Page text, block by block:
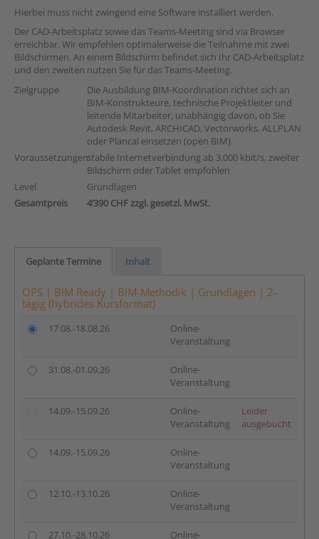
Hierbei muss nicht zwingend eine Software installiert werden.
Der CAD-Arbeitsplatz sowie das Teams-Meeting sind via Browser
erreichbar. Wir empfehlen optimalerweise die Teilnahme mit zwei
Bildschirmen. An einem Bildschirm befindet sich Ihr CAD-Arbeitsplatz
und den zweiten nutzen Sie für das Teams-Meeting.
Zielgruppe
Die Ausbildung BIM-Koordination richtet sich an
BIM-Konstrukteure, technische Projektleiter und
leitende Mitarbeiter, unabhängig davon, ob Sie
Autodesk Revit, ARCHICAD, Vectorworks, ALLPLAN
oder Plancal einsetzen (open BIM).
Voraussetzungenstabile Internetverbindung ab 3.000 kbit/s, zweiter
Bildschirm oder Tablet empfohlen
Level
Grundlagen
Gesamtpreis
4’390 CHF zzgl. gesetzl. MwSt.
Geplante Termine Inhalt
OPS | BIM Ready | BIM-Methodik | Grundlagen | 2-
tägig (hybrides Kursformat)
17.08.-18.08.26
Online-
Veranstaltung
31.08.-01.09.26
Online-
Veranstaltung
14.09.-15.09.26
Online-
Veranstaltung
Leider
ausgebucht
14.09.-15.09.26
Online-
Veranstaltung
12.10.-13.10.26
Online-
Veranstaltung
27.10.-28.10.26
Online-